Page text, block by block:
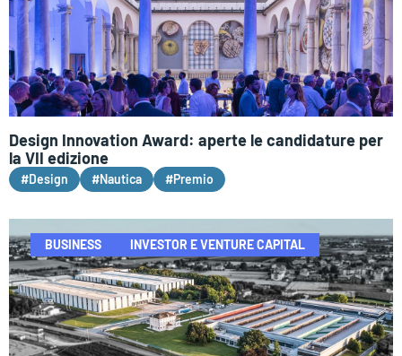
Design Innovation Award: aperte le candidature per
la VII edizione
#Design #Nautica #Premio
BUSINESS INVESTOR E VENTURE CAPITAL